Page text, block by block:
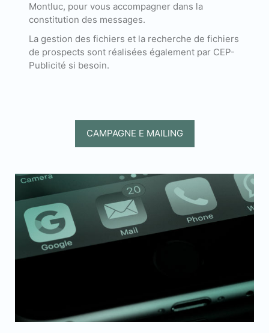
Montluc, pour vous accompagner dans la
constitution des messages.
La gestion des fichiers et la recherche de fichiers
de prospects sont réalisées également par CEP-
Publicité si besoin.
CAMPAGNE E MAILING